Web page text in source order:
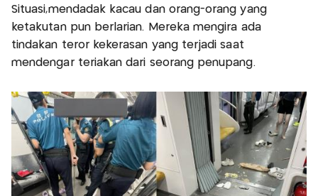
Situasi,mendadak kacau dan orang-orang yang
ketakutan pun berlarian. Mereka mengira ada
tindakan teror kekerasan yang terjadi saat
mendengar teriakan dari seorang penupang.